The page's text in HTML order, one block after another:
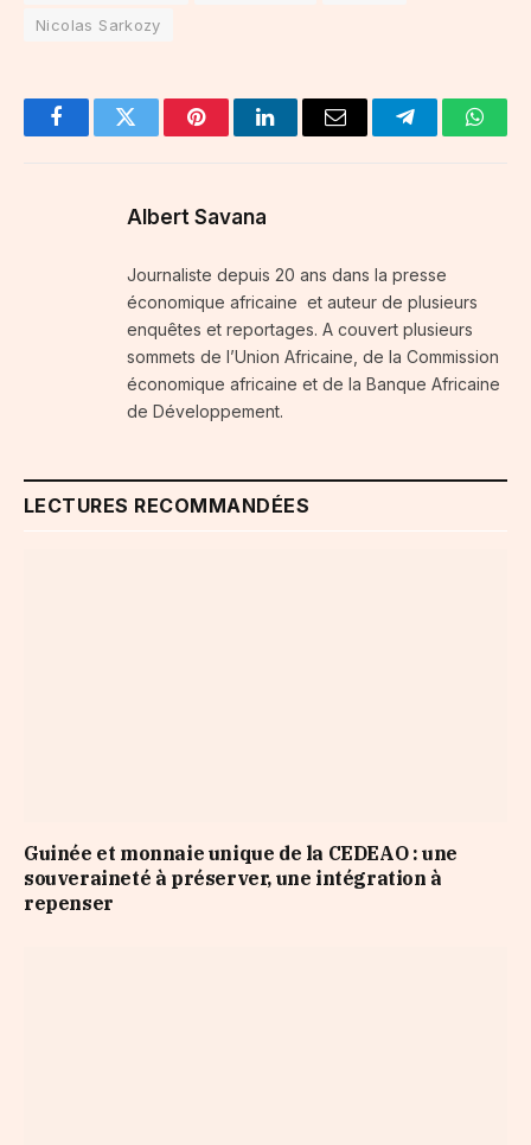
Nicolas Sarkozy
FacebookTwitter PinterestLinkedInEmail Telegram
Albert Savana
Journaliste depuis 20 ans dans la presse
économique africaine et auteur de plusieurs
enquêtes et reportages. A couvert plusieurs
sommets de l’Union Africaine, de la Commission
économique africaine et de la Banque Africaine
de Développement.
LECTURES RECOMMANDÉES
Guinée et monnaie unique de la CEDEAO : une
souveraineté à préserver, une intégration à
repenser